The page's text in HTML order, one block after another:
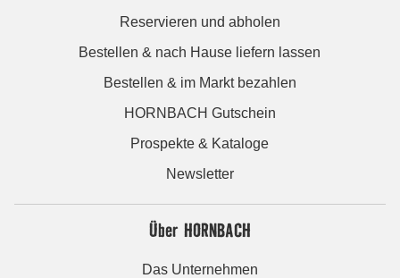
Reservieren und abholen
Bestellen & nach Hause liefern lassen
Bestellen & im Markt bezahlen
HORNBACH Gutschein
Prospekte & Kataloge
Newsletter
Über HORNBACH
Das Unternehmen